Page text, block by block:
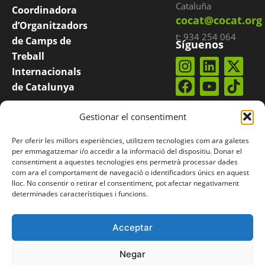
Gestionar el consentiment
Per oferir les millors experiències, utilitzem tecnologies com ara galetes
per emmagatzemar i/o accedir a la informació del dispositiu. Donar el
consentiment a aquestes tecnologies ens permetrà processar dades
com ara el comportament de navegació o identificadors únics en aquest
lloc. No consentir o retirar el consentiment, pot afectar negativament
determinades característiques i funcions.
Acceptar
Negar
Coordinadora
d’Organitzadors
de Camps de
Treball
Internacionals
de Catalunya
COCAT es una
integrada por
entidades
catalanas que
organizan
campos
internacionales.
Cataluña
cocat@cocat.org
t: 934 254 064
Síguenos
Suscríbete a
nuestro